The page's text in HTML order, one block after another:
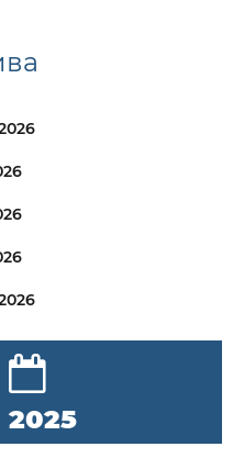
2025